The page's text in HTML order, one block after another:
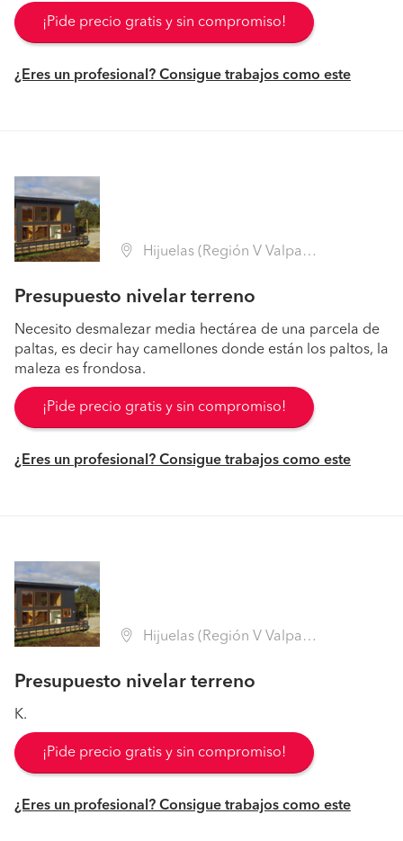
¡Pide precio gratis y sin compromiso!
¿Eres un profesional? Consigue trabajos como este
Hijuelas (Región V Valparaíso - Quillota)
Presupuesto nivelar terreno
Necesito desmalezar media hectárea de una parcela de
paltas, es decir hay camellones donde están los paltos, la
maleza es frondosa.
¡Pide precio gratis y sin compromiso!
¿Eres un profesional? Consigue trabajos como este
Hijuelas (Región V Valparaíso - Quillota)
Presupuesto nivelar terreno
K.
¡Pide precio gratis y sin compromiso!
¿Eres un profesional? Consigue trabajos como este